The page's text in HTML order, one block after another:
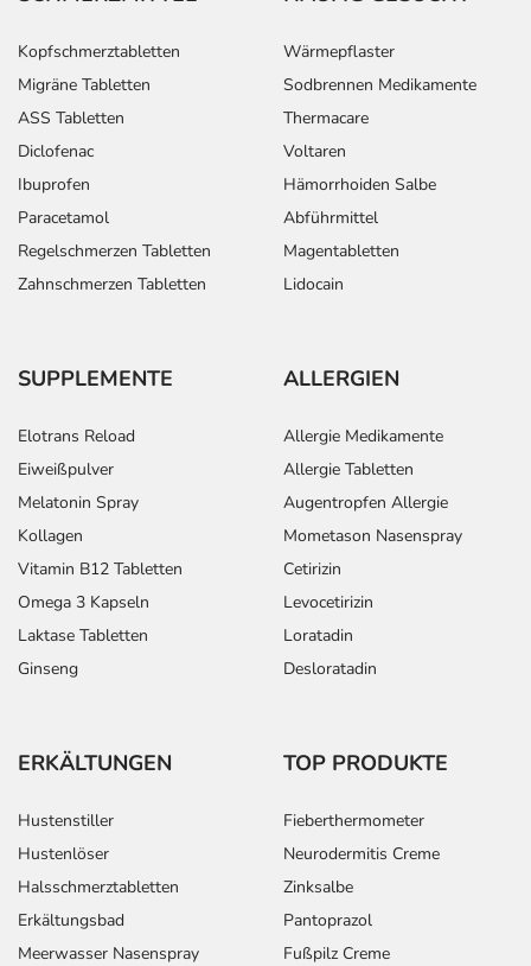
Kopfschmerztabletten
Migräne Tabletten
ASS Tabletten
Diclofenac
Ibuprofen
Paracetamol
Regelschmerzen Tabletten
Zahnschmerzen Tabletten
Wärmepflaster
Sodbrennen Medikamente
Thermacare
Voltaren
Hämorrhoiden Salbe
Abführmittel
Magentabletten
Lidocain
SUPPLEMENTE
Elotrans Reload
Eiweißpulver
Melatonin Spray
Kollagen
Vitamin B12 Tabletten
Omega 3 Kapseln
Laktase Tabletten
Ginseng
ALLERGIEN
Allergie Medikamente
Allergie Tabletten
Augentropfen Allergie
Mometason Nasenspray
Cetirizin
Levocetirizin
Loratadin
Desloratadin
ERKÄLTUNGEN
Hustenstiller
Hustenlöser
Halsschmerztabletten
Erkältungsbad
Meerwasser Nasenspray
TOP PRODUKTE
Fieberthermometer
Neurodermitis Creme
Zinksalbe
Pantoprazol
Fußpilz Creme